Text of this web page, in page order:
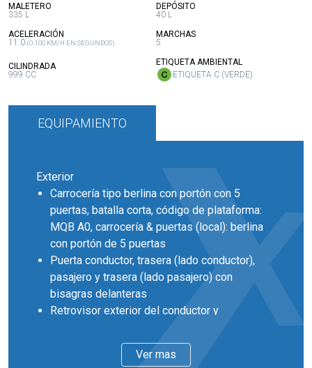
MALETERO
335 L
DEPÓSITO
40 L
ACELERACIÓN
11.0 (0-100 KM/H EN SEGUNDOS)
MARCHAS:
5
CILINDRADA:
999 CC
ETIQUETA AMBIENTAL
ETIQUETA C (VERDE)
EQUIPAMIENTO
Exterior
Carrocería tipo berlina con portón con 5
puertas, batalla corta, código de plataforma:
MQB A0, carrocería & puertas (local): berlina
con portón de 5 puertas
Puerta conductor, trasera (lado conductor),
pasajero y trasera (lado pasajero) con
bisagras delanteras
Retrovisor exterior del conductor y
Llantas delanteras y traseras en acero de 15
pulgadas de diámetro y 5,5 pulgadas de ancho
Ver mas